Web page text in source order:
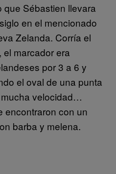
Sébastien llevara
en el mencionado
Zelanda. Corría el
marcador era
por 3 a 6 y
el oval de una punta
velocidad…
encontraron con un
barba y melena.